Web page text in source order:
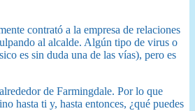
contrató a la empresa de relaciones
al alcalde. Algún tipo de virus o
es sin duda una de las vías), pero es
de Farmingdale. Por lo que
hasta ti y, hasta entonces, ¿qué puedes